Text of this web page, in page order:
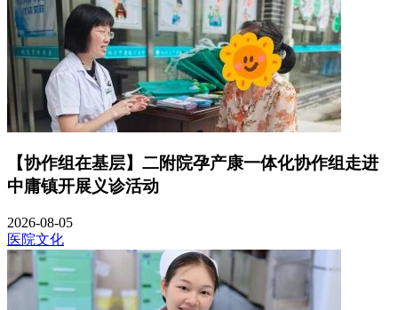
【协作组在基层】二附院孕产康一体化协作组走进
中庸镇开展义诊活动
2026-08-05
医院文化